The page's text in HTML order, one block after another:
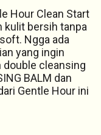
Hour Clean Start
kulit bersih tanpa
Ngga ada
yang ingin
cleansing
BALM dan
Gentle Hour ini